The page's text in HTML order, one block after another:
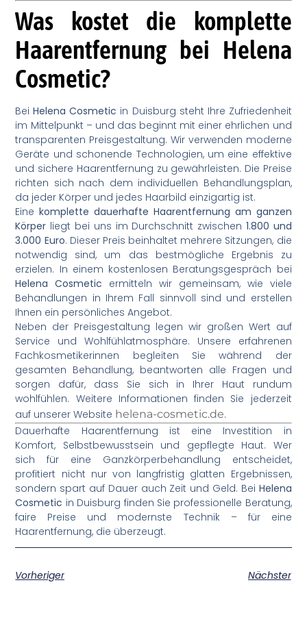
Was kostet die komplette
Haarentfernung bei Helena
Cosmetic?
BeiHelena Cosmetic in Duisburg steht Ihre Zufriedenheit
im Mittelpunkt – und das beginnt mit einer ehrlichen und
transparenten Preisgestaltung. Wir verwenden moderne
Geräte und schonende Technologien, um eine effektive
und sichere Haarentfernung zu gewährleisten. Die Preise
richten sich nach dem individuellen Behandlungsplan,
da jeder Körper und jedes Haarbild einzigartig ist.
Einekomplette dauerhafte Haarentfernung am ganzen
Körper liegt bei uns im Durchschnitt zwischen 1.800 und
3.000 Euro. Dieser Preis beinhaltet mehrere Sitzungen, die
notwendig sind, um das bestmögliche Ergebnis zu
erzielen. In einem kostenlosen Beratungsgespräch bei
Helena Cosmetic ermitteln wir gemeinsam, wie viele
Behandlungen in Ihrem Fall sinnvoll sind und erstellen
Ihnen ein persönliches Angebot.
Neben der Preisgestaltung legen wir großen Wert auf
Service und Wohlfühlatmosphäre. Unsere erfahrenen
Fachkosmetikerinnen begleiten Sie während der
gesamten Behandlung, beantworten alle Fragen und
sorgen dafür, dass Sie sich in Ihrer Haut rundum
wohlfühlen. Weitere Informationen finden Sie jederzeit
auf unserer Website helena-cosmetic.de.
Dauerhafte Haarentfernung ist eine Investition in
Komfort, Selbstbewusstsein und gepflegte Haut. Wer
sich für eine Ganzkörperbehandlung entscheidet,
profitiert nicht nur von langfristig glatten Ergebnissen,
sondern spart auf Dauer auch Zeit und Geld. Bei Helena
Cosmetic in Duisburg finden Sie professionelle Beratung,
faire Preise und modernste Technik – für eine
Haarentfernung, die überzeugt.
Vorheriger Nächster